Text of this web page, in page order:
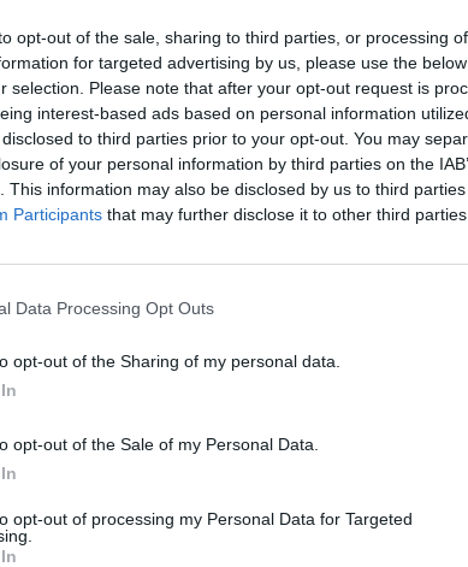
opt-out of the sale, sharing to third parties, or processing
for targeted advertising by us, please use the
selection. Please note that after your opt-out request is
interest-based ads based on personal information
to third parties prior to your opt-out. You may
of your personal information by third parties on the
This information may also be disclosed by us to third
Participants that may further disclose it to other third parties.
Data Processing Opt Outs
opt-out of the Sharing of my personal data.
opt-out of the Sale of my Personal Data.
opt-out of processing my Personal Data for Targeted
STÖD OSS
Stöd Para§rafs
PRENUMERERA